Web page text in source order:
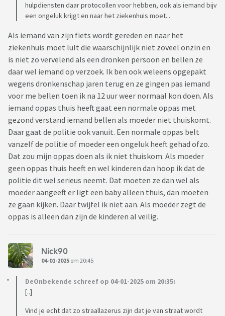
hulpdiensten daar protocollen voor hebben, ook als iemand bijv
een ongeluk krijgt en naar het ziekenhuis moet...
Als iemand van zijn fiets wordt gereden en naar het
ziekenhuis moet lult die waarschijnlijk niet zoveel onzin en
is niet zo vervelend als een dronken persoon en bellen ze
daar wel iemand op verzoek. Ik ben ook weleens opgepakt
wegens dronkenschap jaren terug en ze gingen pas iemand
voor me bellen toen ik na 12 uur weer normaal kon doen. Als
iemand oppas thuis heeft gaat een normale oppas met
gezond verstand iemand bellen als moeder niet thuiskomt.
Daar gaat de politie ook vanuit. Een normale oppas belt
vanzelf de politie of moeder een ongeluk heeft gehad ofzo.
Dat zou mijn oppas doen als ik niet thuiskom. Als moeder
geen oppas thuis heeft en wel kinderen dan hoop ik dat de
politie dit wel serieus neemt. Dat moeten ze dan wel als
moeder aangeeft er ligt een baby alleen thuis, dan moeten
ze gaan kijken. Daar twijfel ik niet aan. Als moeder zegt de
oppas is alleen dan zijn de kinderen al veilig.
Nick90
04-01-2025 om 20:45
DeOnbekende schreef op 04-01-2025 om 20:35:
[..]
Vind je echt dat zo straallazerus zijn dat je van straat wordt